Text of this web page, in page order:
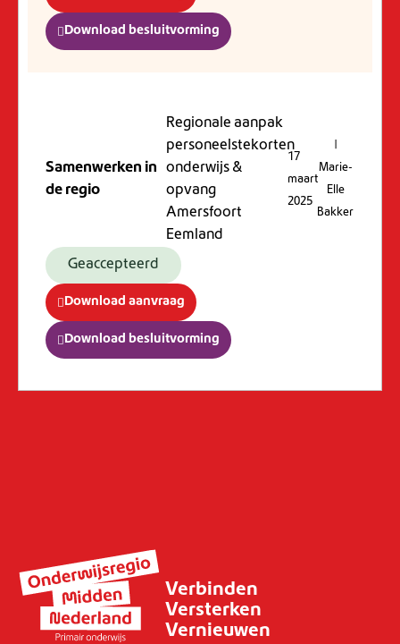
Download besluitvorming
Samenwerken in
de regio
Regionale aanpak
personeelstekorten
onderwijs &
opvang
Amersfoort
Eemland
17
maart
2025
Marie-
Elle
Bakker
Geaccepteerd
Download aanvraag
Download besluitvorming
Verbinden
Versterken
Vernieuwen